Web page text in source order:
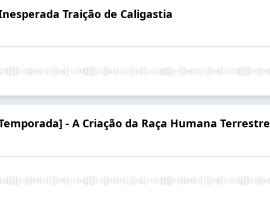
Traição de Caligastia
- A Criação da Raça Humana Terrestre